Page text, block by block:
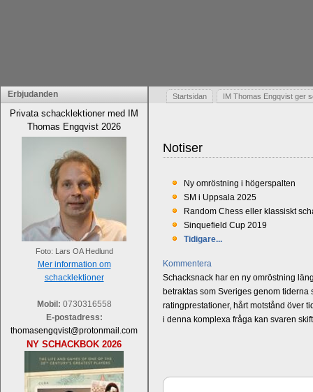
Erbjudanden
Privata schacklektioner med IM
Thomas Engqvist 2026
Foto: Lars OA Hedlund
Mer information om
schacklektioner
Mobil: 0730316558
E-postadress:
thomasengqvist@protonmail.com
NY SCHACKBOK 2026
Startsidan IM Thomas Engqvist ger
Notiser
Ny omröstning i högerspalten
SM i Uppsala 2025
Random Chess eller klassiskt
Sinquefield Cup 2019
Tidigare...
Kommentera
Schacksnack har en ny omröstning
betraktas som Sveriges genom
ratingprestationer, hårt motstånd över
i denna komplexa fråga kan svaren